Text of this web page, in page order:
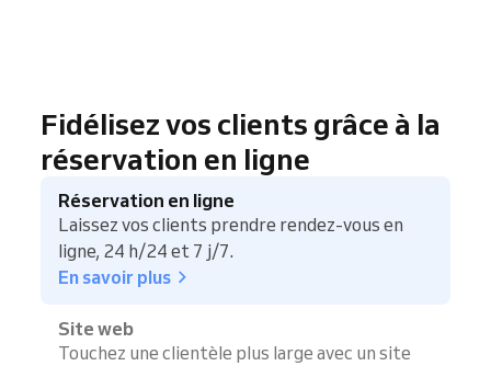
Fidélisez vos clients grâce à la
réservation en ligne
Réservation en ligne
Laissez vos clients prendre rendez-vous en
ligne, 24 h/24 et 7 j/7.
En savoir plus
Site web
Touchez une clientèle plus large avec un site